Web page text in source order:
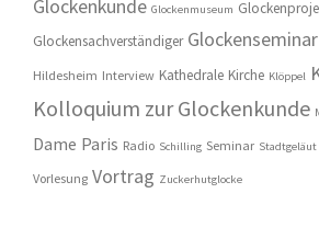
Glockenkunde Glockenmuseum
Glockensachverständiger Glockenseminar
Hildesheim Interview Kathedrale Kirche Klöppel
Kolloquium zur Glockenkunde
Dame Paris Radio Schilling Seminar Stadtgeläut
Vorlesung Vortrag Zuckerhutglocke